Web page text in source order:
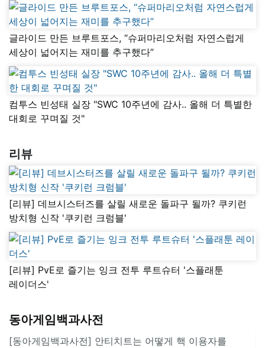
글라이드 만든 브루트포스, “슈퍼마리오처럼 자연스럽게
세상이 넓어지는 재미를 추구했다”
컴투스 빈성태 실장 "SWC 10주년에 감사.. 올해 더 특별한
대회로 꾸며질 것"
리뷰
[리뷰] 데브시스터즈를 살릴 새로운 돌파구 될까? 쿠키런
방치형 신작 '쿠키런 크럼블'
[리뷰] PvE로 즐기는 잉크 전투 루트슈터 '스플래툰
레이더스'
동아게임백과사전
[동아게임백과사전] 안티치트는 어떻게 핵 이용자를